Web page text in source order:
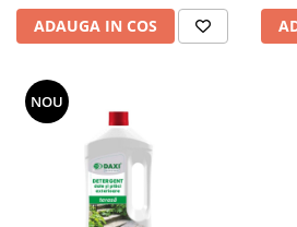
ADAUGA IN COS
NOU